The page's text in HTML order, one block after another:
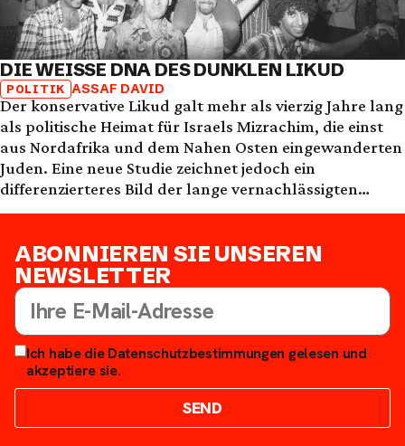
DIE WEISSE DNA DES DUNKLEN LIKUD
POLITIK ASSAF DAVID
Der konservative Likud galt mehr als vierzig Jahre lang
als politische Heimat für Israels Mizrachim, die einst
aus Nordafrika und dem Nahen Osten eingewanderten
Juden. Eine neue Studie zeichnet jedoch ein
differenzierteres Bild der lange vernachlässigten
Bevölkerungsgruppe.
ABONNIEREN SIE UNSEREN
NEWSLETTER
Ich habe die Datenschutzbestimmungen gelesen und
akzeptiere sie.
SEND